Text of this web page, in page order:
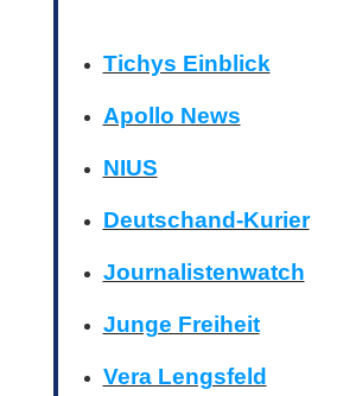
Tichys Einblick
Apollo News
NIUS
Deutschand-Kurier
Journalistenwatch
Junge Freiheit
Vera Lengsfeld